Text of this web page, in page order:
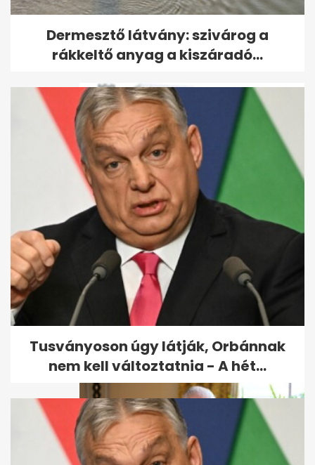
Így tér vissza betegségéből III.
Károly király
Fotókon a rákkal küzdő III.
Károly, húsvéti eseményen
jelent...
Dermesztő látvány: szivárog a
rákkeltő anyag a kiszáradó...
Tusványoson úgy látják, Orbánnak
nem kell változtatnia - A hét...